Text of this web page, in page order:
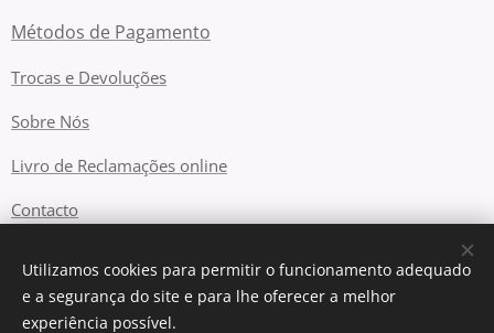
Métodos de Pagamento
Trocas e Devoluções
Sobre Nós
Livro de Reclamações online
Contacto
Cookies
Utilizamos cookies para permitir o funcionamento adequado
e a segurança do site e para lhe oferecer a melhor
experiência possível.